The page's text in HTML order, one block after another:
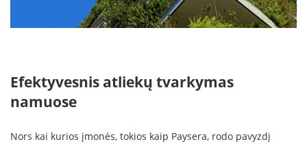
Efektyvesnis atliekų tvarkymas
namuose
Nors kai kurios įmonės, tokios kaip Paysera, rodo pavyzdį